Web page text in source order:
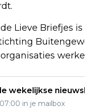
Lieve Briefjes
wekelijkse
in je mailbox